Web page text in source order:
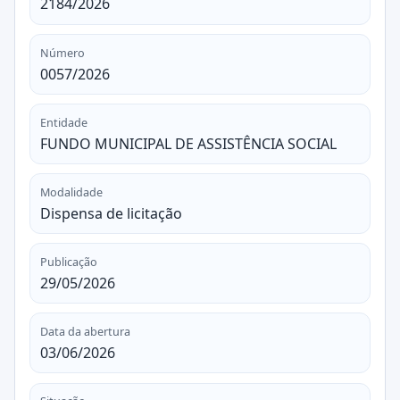
2184/2026
Número
0057/2026
Entidade
FUNDO MUNICIPAL DE ASSISTÊNCIA SOCIAL
Modalidade
Dispensa de licitação
Publicação
29/05/2026
Data da abertura
03/06/2026